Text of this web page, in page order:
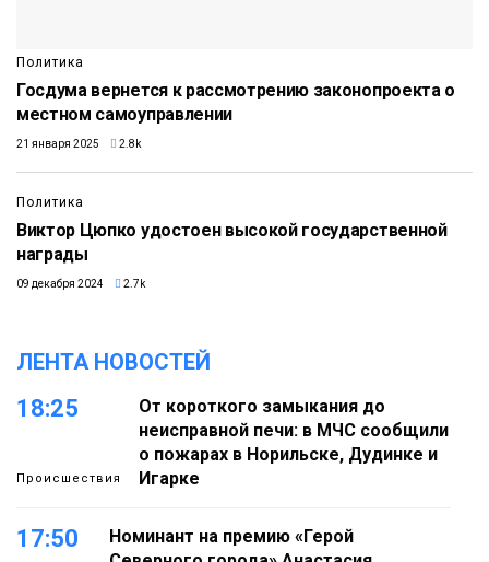
Политика
Госдума вернется к рассмотрению законопроекта о
местном самоуправлении
21 января 2025 2.8k
Политика
Виктор Цюпко удостоен высокой государственной
награды
09 декабря 2024 2.7k
ЛЕНТА НОВОСТЕЙ
18:25
Происшествия
От короткого замыкания до
неисправной печи: в МЧС сообщили
о пожарах в Норильске, Дудинке и
Игарке
17:50
Номинант на премию «Герой